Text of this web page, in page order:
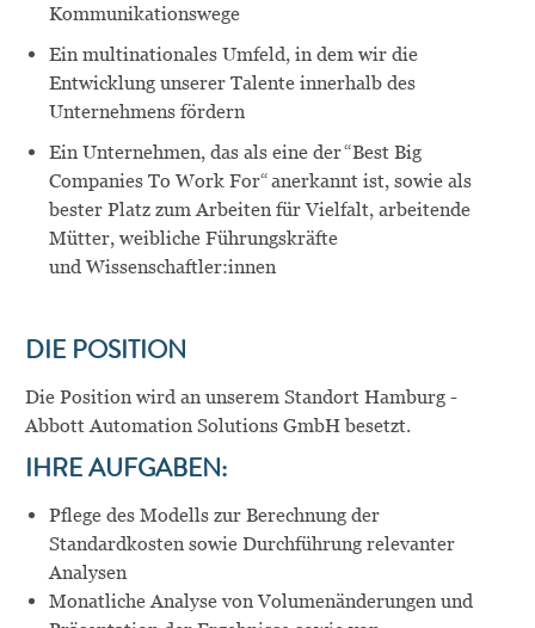
Kommunikationswege
Ein multinationales Umfeld, in dem wir die
Entwicklung unserer Talente innerhalb des
Unternehmens fördern
Ein Unternehmen, das als eine der “Best Big
Companies To Work For“ anerkannt ist, sowie als
bester Platz zum Arbeiten für Vielfalt, arbeitende
Mütter, weibliche Führungskräfte
und Wissenschaftler:innen
DIE POSITION
Die Position wird an unserem StandortHamburg -
Abbott Automation Solutions GmbHbesetzt.
IHRE AUFGABEN:
Pflege des Modells zur Berechnung der
Standardkosten sowie Durchführung relevanter
Analysen
Monatliche Analyse von Volumenänderungen und